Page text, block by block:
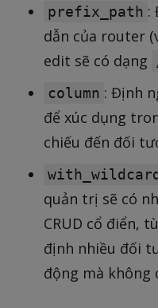
prefix_path :
dẫn của router
edit sẽ có dạng
column : Định
để xúc dụng
chiếu đến đối
quản trị sẽ có
CRUD cổ điển,
định nhiều đối
động mà không